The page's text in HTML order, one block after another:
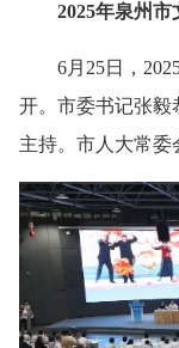
2025年泉州市
6月25日，2025
开。市委书记张毅
主持。市人大常委